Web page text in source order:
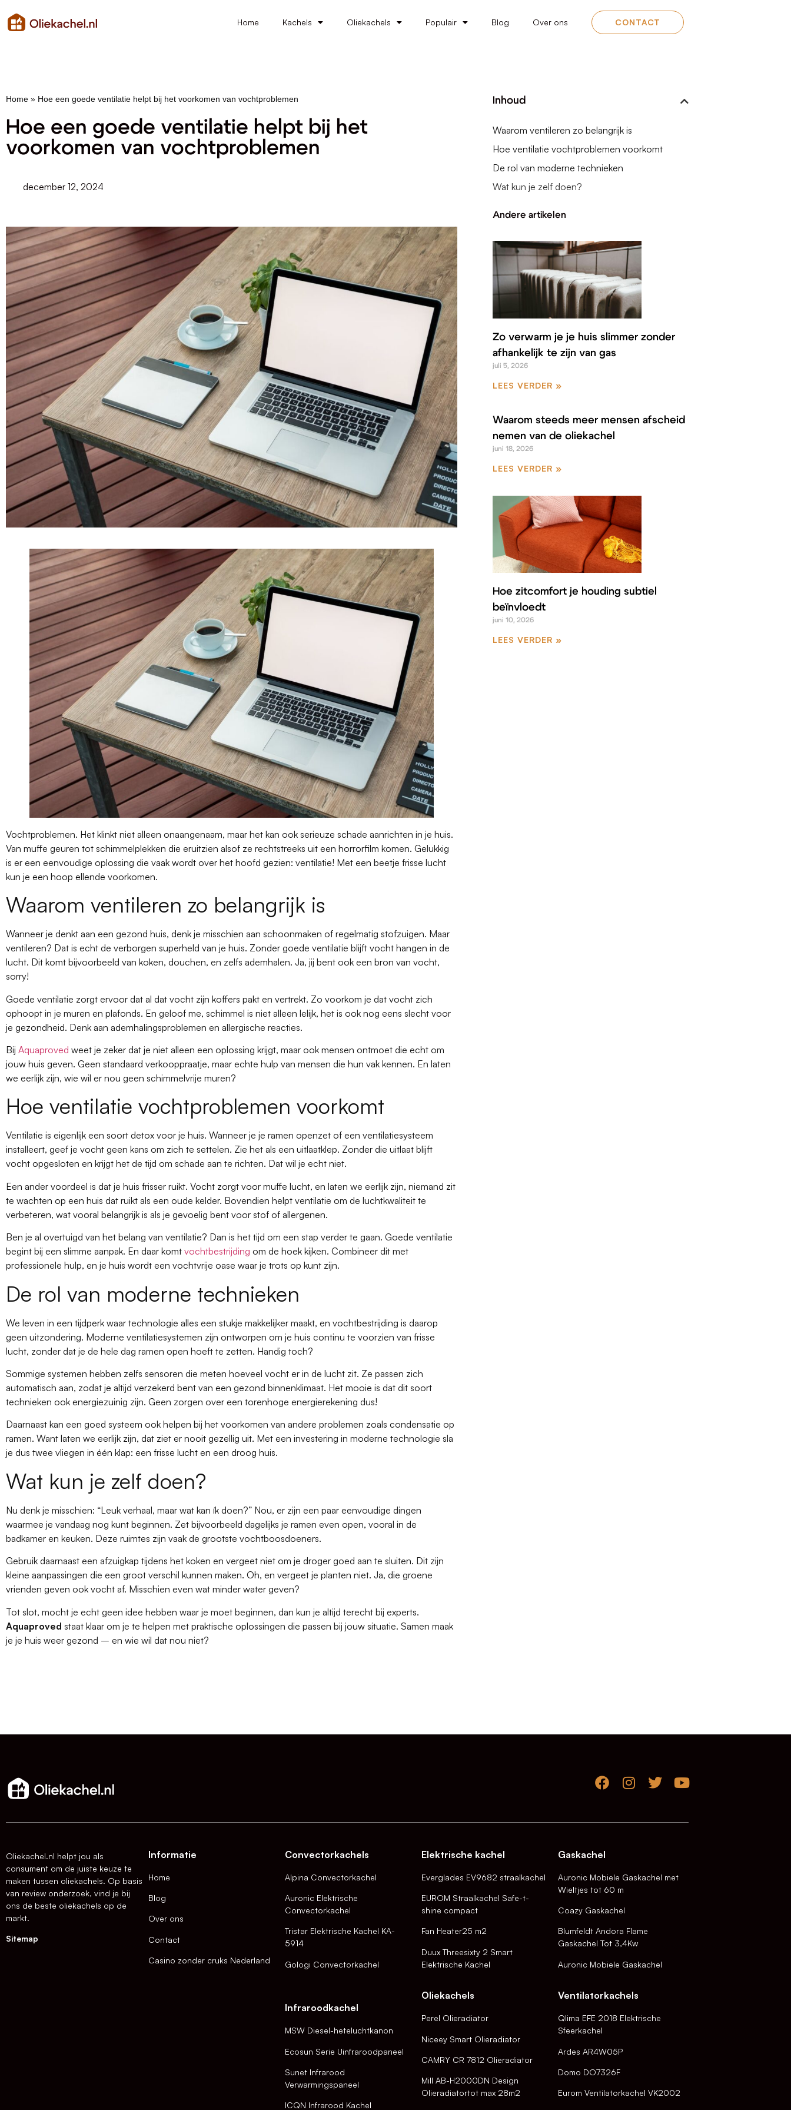
Home Kachels Oliekachels Populair Blog Over ons CONTACT
Home » Hoe een goede ventilatie helpt bij het voorkomen van vochtproblemen
Hoe een goede ventilatie helpt bij het
voorkomen van vochtproblemen
december 12, 2024
Vochtproblemen. Het klinkt niet alleen onaangenaam, maar het kan ook serieuze schade aanrichten in je huis.
Van muffe geuren tot schimmelplekken die eruitzien alsof ze rechtstreeks uit een horrorfilm komen. Gelukkig
is er een eenvoudige oplossing die vaak wordt over het hoofd gezien: ventilatie! Met een beetje frisse lucht
kun je een hoop ellende voorkomen.
Waarom ventileren zo belangrijk is
Wanneer je denkt aan een gezond huis, denk je misschien aan schoonmaken of regelmatig stofzuigen. Maar
ventileren? Dat is echt de verborgen superheld van je huis. Zonder goede ventilatie blijft vocht hangen in de
lucht. Dit komt bijvoorbeeld van koken, douchen, en zelfs ademhalen. Ja, jij bent ook een bron van vocht,
sorry!
Goede ventilatie zorgt ervoor dat al dat vocht zijn koffers pakt en vertrekt. Zo voorkom je dat vocht zich
ophoopt in je muren en plafonds. En geloof me, schimmel is niet alleen lelijk, het is ook nog eens slecht voor
je gezondheid. Denk aan ademhalingsproblemen en allergische reacties.
Bij Aquaproved weet je zeker dat je niet alleen een oplossing krijgt, maar ook mensen ontmoet die echt om
jouw huis geven. Geen standaard verkooppraatje, maar echte hulp van mensen die hun vak kennen. En laten
we eerlijk zijn, wie wil er nou geen schimmelvrije muren?
Hoe ventilatie vochtproblemen voorkomt
Ventilatie is eigenlijk een soort detox voor je huis. Wanneer je je ramen openzet of een ventilatiesysteem
installeert, geef je vocht geen kans om zich te settelen. Zie het als een uitlaatklep. Zonder die uitlaat blijft
vocht opgesloten en krijgt het de tijd om schade aan te richten. Dat wil je echt niet.
Een ander voordeel is dat je huis frisser ruikt. Vocht zorgt voor muffe lucht, en laten we eerlijk zijn, niemand zit
te wachten op een huis dat ruikt als een oude kelder. Bovendien helpt ventilatie om de luchtkwaliteit te
verbeteren, wat vooral belangrijk is als je gevoelig bent voor stof of allergenen.
Ben je al overtuigd van het belang van ventilatie? Dan is het tijd om een stap verder te gaan. Goede ventilatie
begint bij een slimme aanpak. En daar komt vochtbestrijding om de hoek kijken. Combineer dit met
professionele hulp, en je huis wordt een vochtvrije oase waar je trots op kunt zijn.
De rol van moderne technieken
We leven in een tijdperk waar technologie alles een stukje makkelijker maakt, en vochtbestrijding is daarop
geen uitzondering. Moderne ventilatiesystemen zijn ontworpen om je huis continu te voorzien van frisse
lucht, zonder dat je de hele dag ramen open hoeft te zetten. Handig toch?
Sommige systemen hebben zelfs sensoren die meten hoeveel vocht er in de lucht zit. Ze passen zich
automatisch aan, zodat je altijd verzekerd bent van een gezond binnenklimaat. Het mooie is dat dit soort
technieken ook energiezuinig zijn. Geen zorgen over een torenhoge energierekening dus!
Daarnaast kan een goed systeem ook helpen bij het voorkomen van andere problemen zoals condensatie op
ramen. Want laten we eerlijk zijn, dat ziet er nooit gezellig uit. Met een investering in moderne technologie sla
je dus twee vliegen in één klap: een frisse lucht en een droog huis.
Wat kun je zelf doen?
Nu denk je misschien: “Leuk verhaal, maar wat kan ík doen?” Nou, er zijn een paar eenvoudige dingen
waarmee je vandaag nog kunt beginnen. Zet bijvoorbeeld dagelijks je ramen even open, vooral in de
badkamer en keuken. Deze ruimtes zijn vaak de grootste vochtboosdoeners.
Gebruik daarnaast een afzuigkap tijdens het koken en vergeet niet om je droger goed aan te sluiten. Dit zijn
kleine aanpassingen die een groot verschil kunnen maken. Oh, en vergeet je planten niet. Ja, die groene
vrienden geven ook vocht af. Misschien even wat minder water geven?
Tot slot, mocht je echt geen idee hebben waar je moet beginnen, dan kun je altijd terecht bij experts.
Aquaproved staat klaar om je te helpen met praktische oplossingen die passen bij jouw situatie. Samen maak
je je huis weer gezond – en wie wil dat nou niet?
Inhoud
Waarom ventileren zo belangrijk is
Hoe ventilatie vochtproblemen voorkomt
De rol van moderne technieken
Wat kun je zelf doen?
Andere artikelen
Zo verwarm je je huis slimmer zonder
afhankelijk te zijn van gas
juli 5, 2026
LEES VERDER »
Waarom steeds meer mensen afscheid
nemen van de oliekachel
juni 18, 2026
LEES VERDER »
Hoe zitcomfort je houding subtiel
beïnvloedt
juni 10, 2026
LEES VERDER »
Oliekachel.nl helpt jou als
consument om de juiste keuze te
maken tussen oliekachels. Op basis
van review onderzoek, vind je bij
ons de beste oliekachels op de
markt.
Sitemap
Informatie
Home
Blog
Over ons
Contact
Casino zonder cruks Nederland
Convectorkachels
Alpina Convectorkachel
Auronic Elektrische
Convectorkachel
Tristar Elektrische Kachel KA-
5914
Gologi Convectorkachel
Infraroodkachel
MSW Diesel-heteluchtkanon
Ecosun Serie Uinfraroodpaneel
Sunet Infrarood
Verwarmingspaneel
ICQN Infrarood Kachel
Elektrische kachel
Everglades EV9682 straalkachel
EUROM Straalkachel Safe-t-
shine compact
Fan Heater25 m2
Duux Threesixty 2 Smart
Elektrische Kachel
Oliekachels
Perel Olieradiator
Niceey Smart Olieradiator
CAMRY CR 7812 Olieradiator
Mill AB-H2000DN Design
Olieradiatortot max 28m2
Gaskachel
Auronic Mobiele Gaskachel met
Wieltjes tot 60 m
Coazy Gaskachel
Blumfeldt Andora Flame
Gaskachel Tot 3,4Kw
Auronic Mobiele Gaskachel
Ventilatorkachels
Qlima EFE 2018 Elektrische
Sfeerkachel
Ardes AR4W05P
Domo DO7326F
Eurom Ventilatorkachel VK2002